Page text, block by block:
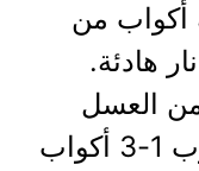
أكواب من
على نار هادئة.
العسل
ويشرب منه وهو بارد. شرب 1-3 أكواب